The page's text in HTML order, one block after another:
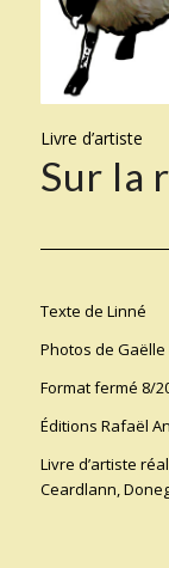
Livre d’artiste
Sur la
Texte de Linné
Photos de
Format fermé 8/
Éditions Rafaël
Livre d’artiste
Ceardlann,